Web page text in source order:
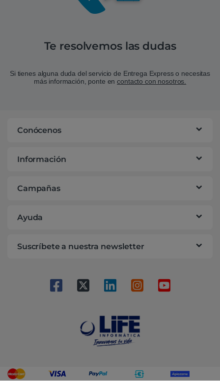
Te resolvemos las dudas
Si tienes alguna duda del servicio de Entrega Express o necesitas
más información, ponte encontacto con nosotros.
Conócenos
Información
Campañas
Ayuda
Suscríbete a nuestra newsletter